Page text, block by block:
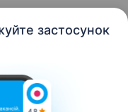
застосунок